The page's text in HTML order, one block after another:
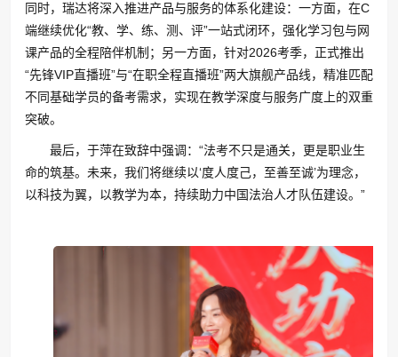
同时，瑞达将深入推进产品与服务的体系化建设：一方面，在C
端继续优化“教、学、练、测、评”一站式闭环，强化学习包与网
课产品的全程陪伴机制；另一方面，针对2026考季，正式推出
“先锋VIP直播班”与“在职全程直播班”两大旗舰产品线，精准匹配
不同基础学员的备考需求，实现在教学深度与服务广度上的双重
突破。
最后，于萍在致辞中强调：“法考不只是通关，更是职业生
命的筑基。未来，我们将继续以‘度人度己，至善至诚’为理念，
以科技为翼，以教学为本，持续助力中国法治人才队伍建设。”